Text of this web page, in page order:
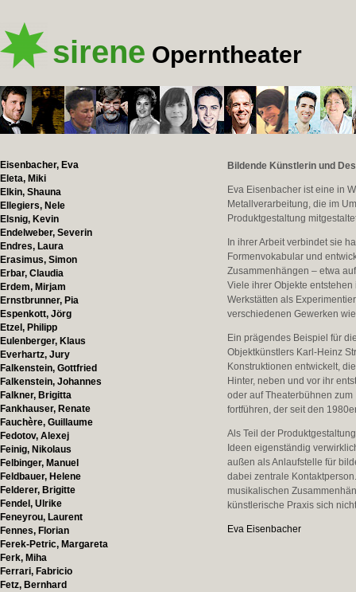
sirene Operntheater
Eisenbacher, Eva
Eleta, Miki
Elkin, Shauna
Ellegiers, Nele
Elsnig, Kevin
Endelweber, Severin
Endres, Laura
Erasimus, Simon
Erbar, Claudia
Erdem, Mirjam
Ernstbrunner, Pia
Espenkott, Jörg
Etzel, Philipp
Eulenberger, Klaus
Everhartz, Jury
Falkenstein, Gottfried
Falkenstein, Johannes
Falkner, Brigitta
Fankhauser, Renate
Fauchère, Guillaume
Fedotov, Alexej
Feinig, Nikolaus
Felbinger, Manuel
Feldbauer, Helene
Felderer, Brigitte
Fendel, Ulrike
Feneyrou, Laurent
Fennes, Florian
Ferek-Petric, Margareta
Ferk, Miha
Ferrari, Fabricio
Fetz, Bernhard
Bildende Künstlerin und
Eva Eisenbacher ist eine in
Metallverarbeitung, die im
Produktgestaltung
In ihrer Arbeit verbindet sie
Formenvokabular und
Zusammenhängen – etwa
Viele ihrer Objekte
Werkstätten als
verschiedenen Gewerken
Ein prägendes Beispiel für
Objektkünstlers Karl-Heinz
Konstruktionen entwickelt,
Hinter, neben und vor ihr
oder auf Theaterbühnen
fortführen, der seit den
Als Teil der
Ideen eigenständig
außen als Anlaufstelle für
dabei zentrale
musikalischen
künstlerische Praxis sich
Eva Eisenbacher